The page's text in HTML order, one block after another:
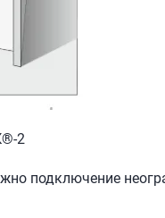
2
подключение